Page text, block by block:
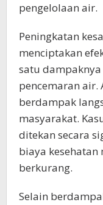
pengelolaan air.
Peningkatan
menciptakan
satu
pencemaran air.
berdampak
masyarakat.
ditekan secara
biaya
berkurang.
Selain